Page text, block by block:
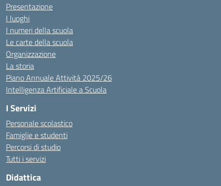
Presentazione
I luoghi
I numeri della scuola
Le carte della scuola
Organizzazione
La storia
Piano Annuale Attività 2025/26
Intelligenza Artificiale a Scuola
I Servizi
Personale scolastico
Famiglie e studenti
Percorsi di studio
Tutti i servizi
Didattica